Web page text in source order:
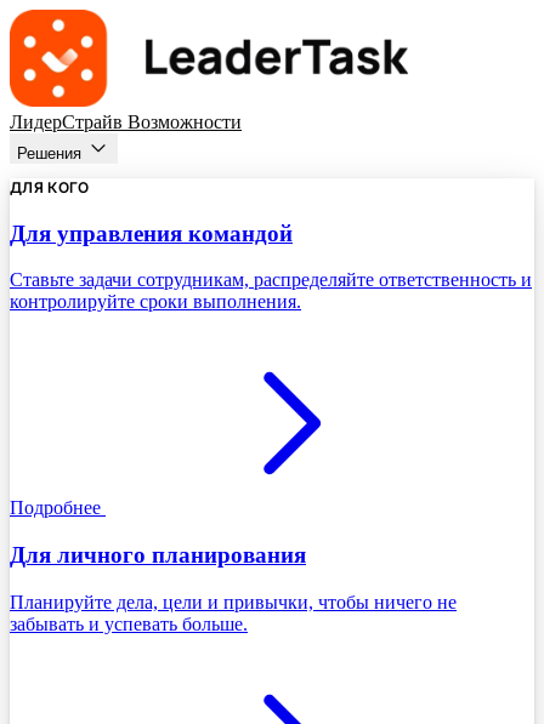
ЛидерСтрайв Возможности
Решения
ДЛЯ КОГО
Для управления командой
Ставьте задачи сотрудникам, распределяйте ответственность и
контролируйте сроки выполнения.
Подробнее
Для личного планирования
Планируйте дела, цели и привычки, чтобы ничего не
забывать и успевать больше.